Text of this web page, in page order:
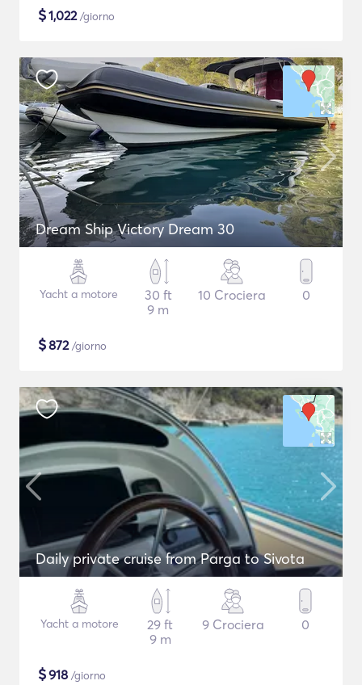
$1,022/giorno
Dream Ship Victory Dream 30
Yacht a motore
30 ft
9 m
10 Crociera 0
$872/giorno
Daily private cruise from Parga to Sivota
Yacht a motore
29 ft
9 m
9 Crociera 0
$918 /giorno